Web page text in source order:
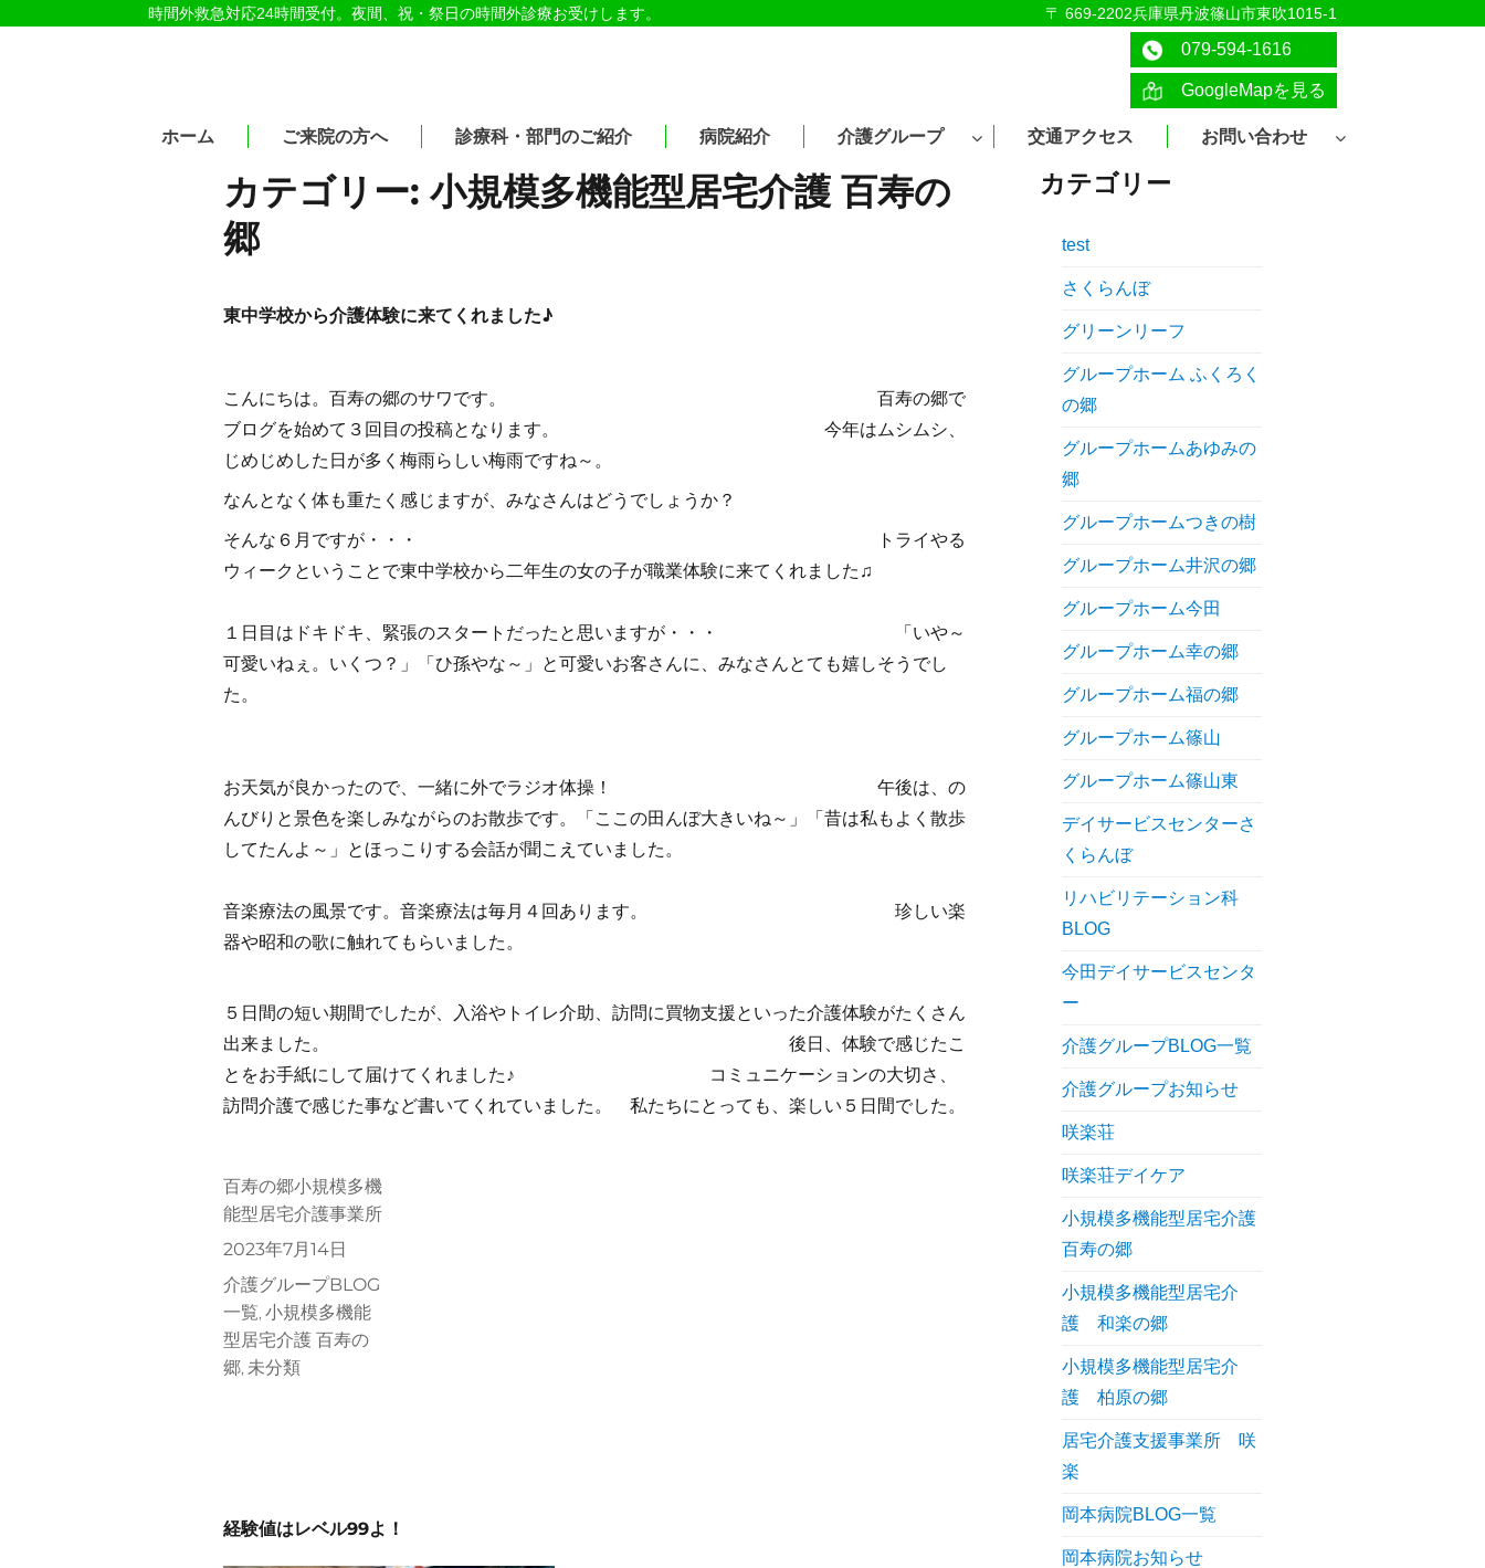
時間外救急対応24時間受付。夜間、祝・祭日の時間外診療お受けします。 〒 669-2202兵庫県丹波篠山市東吹1015-1
079-594-1616
GoogleMapを見る
ホーム ご来院の方へ 診療科・部門のご紹介 病院紹介 介護グループ 交通アクセス お問い合わせ
カテゴリー: 小規模多機能型居宅介護 百寿の
郷
東中学校から介護体験に来てくれました♪
こんにちは。百寿の郷のサワです。 百寿の郷で
ブログを始めて３回目の投稿となります。 今年はムシムシ、
じめじめした日が多く梅雨らしい梅雨ですね～。
なんとなく体も重たく感じますが、みなさんはどうでしょうか？
そんな６月ですが・・・ トライやる
ウィークということで東中学校から二年生の女の子が職業体験に来てくれました♫
１日目はドキドキ、緊張のスタートだったと思いますが・・・ 「いや～
可愛いねぇ。いくつ？」「ひ孫やな～」と可愛いお客さんに、みなさんとても嬉しそうでし
た。
お天気が良かったので、一緒に外でラジオ体操！ 午後は、の
んびりと景色を楽しみながらのお散歩です。「ここの田んぼ大きいね～」「昔は私もよく散歩
してたんよ～」とほっこりする会話が聞こえていました。
音楽療法の風景です。音楽療法は毎月４回あります。 珍しい楽
器や昭和の歌に触れてもらいました。
５日間の短い期間でしたが、入浴やトイレ介助、訪問に買物支援といった介護体験がたくさん
出来ました。 後日、体験で感じたこ
とをお手紙にして届けてくれました♪ コミュニケーションの大切さ、
訪問介護で感じた事など書いてくれていました。 私たちにとっても、楽しい５日間でした。
投
稿
百寿の郷小規模多機
能型居宅介護事業所
投
日:
2023年7月14日
カ
リ
ー
介護グループBLOG
一覧, 小規模多機能
型居宅介護 百寿の
郷, 未分類
経験値はレベル99よ！
カテゴリー
test
さくらんぼ
グリーンリーフ
グループホーム ふくろく
の郷
グループホームあゆみの
郷
グループホームつきの樹
グループホーム井沢の郷
グループホーム今田
グループホーム幸の郷
グループホーム福の郷
グループホーム篠山
グループホーム篠山東
デイサービスセンターさ
くらんぼ
リハビリテーション科
BLOG
今田デイサービスセンタ
ー
介護グループBLOG一覧
介護グループお知らせ
咲楽荘
咲楽荘デイケア
小規模多機能型居宅介護
百寿の郷
小規模多機能型居宅介
護 和楽の郷
小規模多機能型居宅介
護 柏原の郷
居宅介護支援事業所 咲
楽
岡本病院BLOG一覧
岡本病院お知らせ